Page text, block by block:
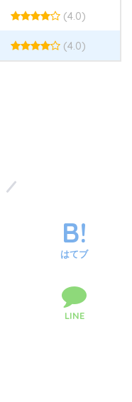
(4.0)
(4.0)
はてブ
LINE